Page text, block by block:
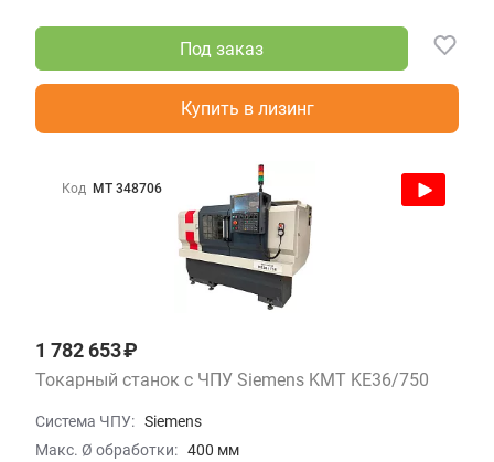
Под заказ
Купить в лизинг
1 782 653 ₽
Токарный станок с ЧПУ Siemens KMT KE36/750
Система ЧПУ: Siemens
Макс. Ø обработки: 400 мм
Код МТ 348706